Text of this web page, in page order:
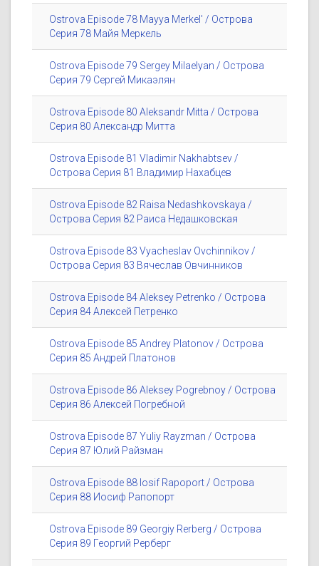
Ostrova Episode 78 Mayya Merkel' / Острова
Серия 78 Майя Меркель
Ostrova Episode 79 Sergey Milaelyan / Острова
Серия 79 Сергей Микаэлян
Ostrova Episode 80 Aleksandr Mitta / Острова
Серия 80 Александр Митта
Ostrova Episode 81 Vladimir Nakhabtsev /
Острова Серия 81 Владимир Нахабцев
Ostrova Episode 82 Raisa Nedashkovskaya /
Острова Серия 82 Раиса Недашковская
Ostrova Episode 83 Vyacheslav Ovchinnikov /
Острова Серия 83 Вячеслав Овчинников
Ostrova Episode 84 Aleksey Petrenko / Острова
Серия 84 Алексей Петренко
Ostrova Episode 85 Andrey Platonov / Острова
Серия 85 Андрей Платонов
Ostrova Episode 86 Aleksey Pogrebnoy / Острова
Серия 86 Алексей Погребной
Ostrova Episode 87 Yuliy Rayzman / Острова
Серия 87 Юлий Райзман
Ostrova Episode 88 Iosif Rapoport / Острова
Серия 88 Иосиф Рапопорт
Ostrova Episode 89 Georgiy Rerberg / Острова
Серия 89 Георгий Рерберг